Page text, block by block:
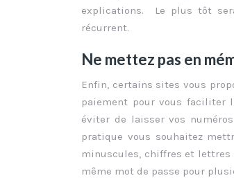
explications. Le plus tôt
récurrent.
Ne mettez pas en
Enfin, certains sites vous
paiement pour vous faciliter
éviter de laisser vos
pratique vous souhaitez
minuscules, chiffres et lettres
même mot de passe pour